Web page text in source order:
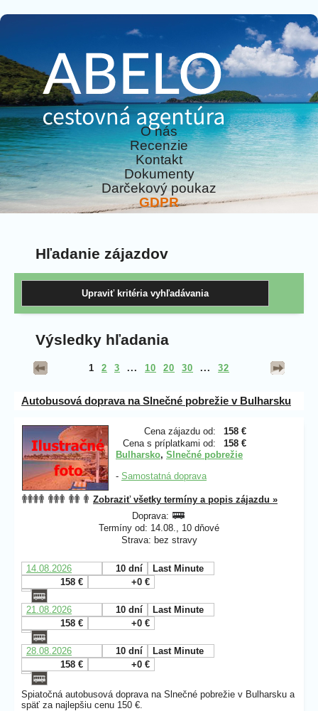
O nás
Recenzie
Kontakt
Dokumenty
Darčekový poukaz
GDPR
Hľadanie zájazdov
Výsledky hľadania
1 2 3 ... 10 20 30 ... 32
Autobusová doprava na Slnečné pobrežie v Bulharsku
Cena zájazdu od:
158 €
Cena s príplatkami od:
158 €
Bulharsko, Slnečné pobrežie
- Samostatná doprava
Zobraziť všetky termíny a popis zájazdu »
Doprava:
Termíny od: 14.08., 10 dňové
Strava: bez stravy
14.08.2026 10 dní
Last Minute
158 €
+0 €
21.08.2026 10 dní
Last Minute
158 €
+0 €
28.08.2026 10 dní
Last Minute
158 €
+0 €
Spiatočná autobusová doprava na Slnečné pobrežie v Bulharsku a
späť za najlepšiu cenu 150 €.